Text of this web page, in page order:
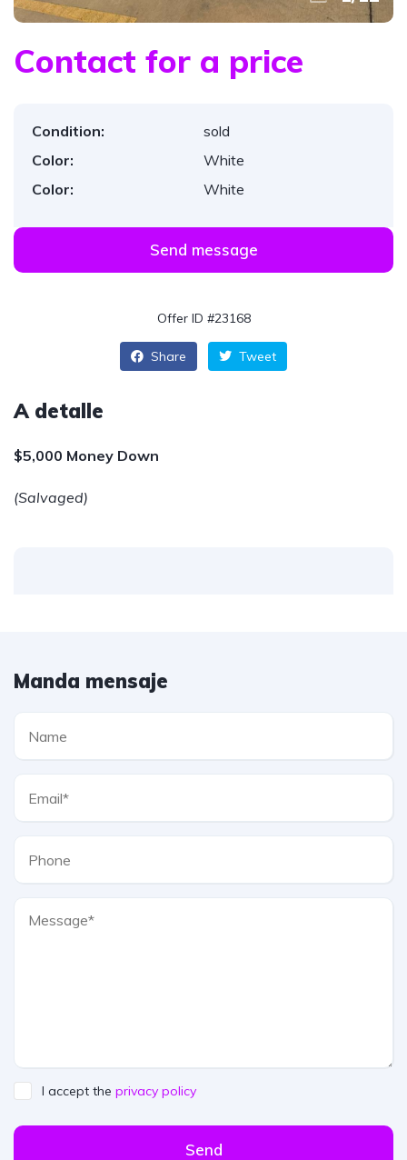
Contact for a price
Condition:
sold
Color:
White
Color:
White
Send message
Offer ID #23168
Share Tweet
A detalle
$5,000 Money Down
(Salvaged)
Manda mensaje
I accept the privacy policy
Send